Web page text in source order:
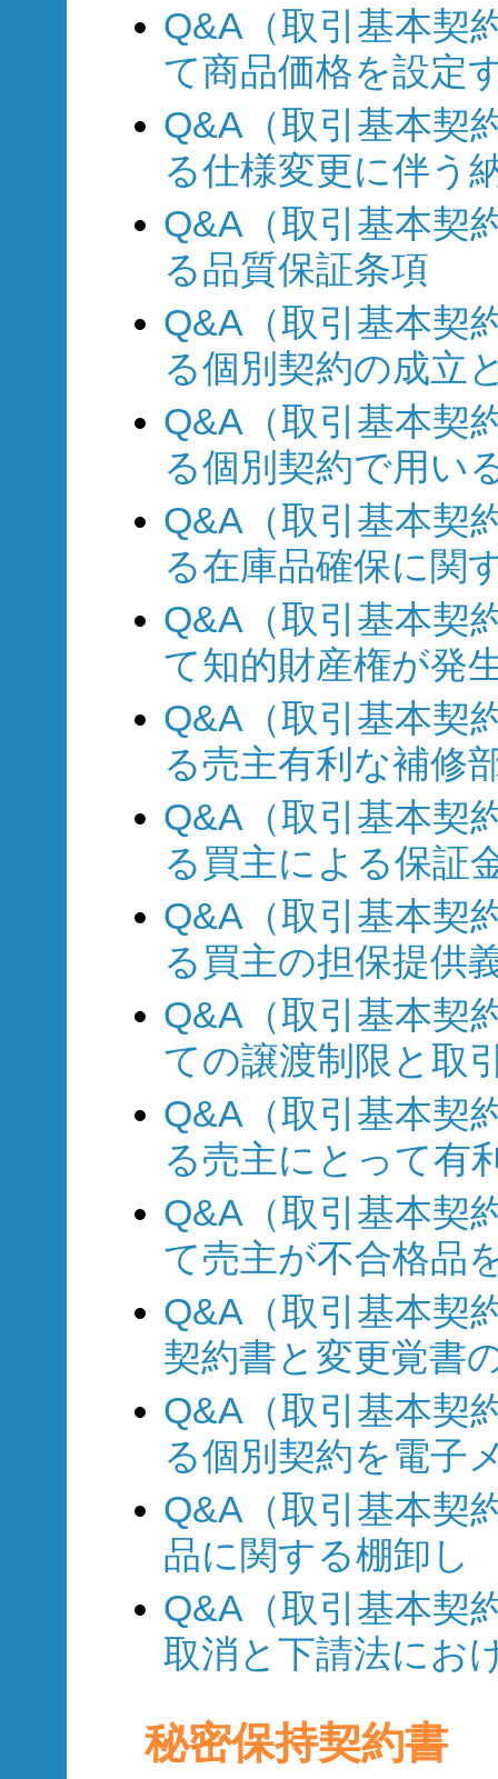
Q&A（取引基本契
て商品価格を設定
Q&A（取引基本契
る仕様変更に伴う
Q&A（取引基本契
る品質保証条項
Q&A（取引基本契
る個別契約の成立
Q&A（取引基本契
る個別契約で用い
Q&A（取引基本契
る在庫品確保に関
Q&A（取引基本契
て知的財産権が発
Q&A（取引基本契
る売主有利な補修
Q&A（取引基本契
る買主による保証
Q&A（取引基本契
る買主の担保提供
Q&A（取引基本契
ての譲渡制限と取
Q&A（取引基本契
る売主にとって有
Q&A（取引基本契
て売主が不合格品
Q&A（取引基本契
契約書と変更覚書
Q&A（取引基本契
る個別契約を電子
Q&A（取引基本契
品に関する棚卸し
Q&A（取引基本契
取消と下請法にお
秘密保持契約書